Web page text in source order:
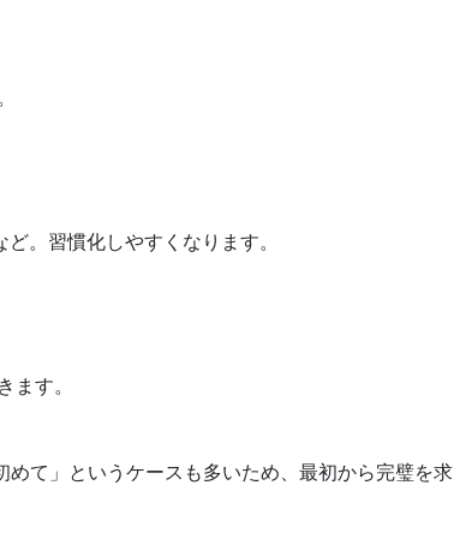
。習慣化しやすくなります。
す。
て」というケースも多いため、最初から完璧を求